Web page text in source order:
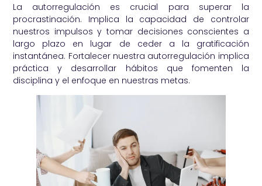
La autorregulación es crucial para superar la
procrastinación. Implica la capacidad de controlar
nuestros impulsos y tomar decisiones conscientes a
largo plazo en lugar de ceder a la gratificación
instantánea. Fortalecer nuestra autorregulación implica
práctica y desarrollar hábitos que fomenten la
disciplina y el enfoque en nuestras metas.